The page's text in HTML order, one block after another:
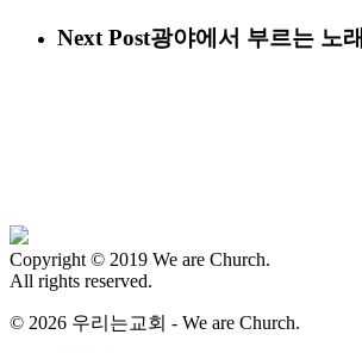
Next Post광야에서 부르는 노래
Copyright © 2019 We are Church.
All rights reserved.
© 2026 우리는교회 - We are Church.